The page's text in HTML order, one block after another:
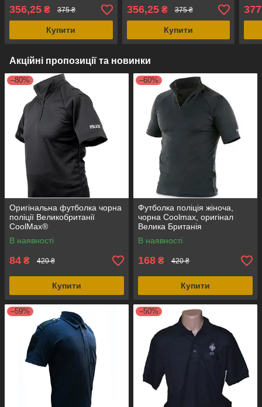
356,25 ₴ 375 ₴
Купити
356,25₴ 375 ₴
Купити
Акційні пропозиції та новинки
–80%
Оригінальна футболка чорна
поліції Великобританії
CoolMax®
В наявності
84 ₴ 420 ₴
Купити
–60%
Футболка поліція жіноча,
чорна Coolmax, оригінал
Велика Британія
В наявності
168 ₴ 420 ₴
Купити
–59% –50%